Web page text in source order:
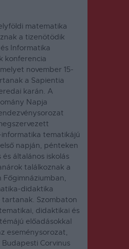
matematika
a tizenötödik
Informatika
konferencia
november 15-
a Sapientia
karán. A
Napja
tematikájú
napján, pénteken
és általános iskolás
találkoznak a
Főgimnáziumban,
didaktika
tartanak. Szombaton
didaktikai és
előadásokkal
eseménysorozat,
Corvinus